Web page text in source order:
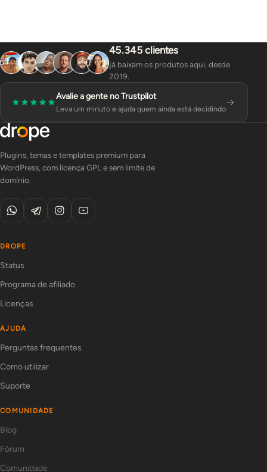
45.345 clientes
já baixam os produtos aqui, desde
2019.
Avalie a gente no Trustpilot
Leva um minuto e ajuda quem ainda está decidindo
Plugins, temas e templates premium para
WordPress, com licença GPL e sem limite de
domínio.
DROPE
Status
Programa de afiliado
Licenças
AJUDA
Perguntas frequentes
Como utilizar
Suporte
COMUNIDADE
Blog
Fórum
Comunidade